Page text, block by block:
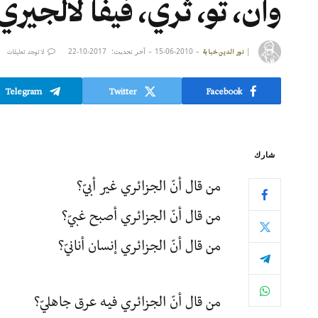
وان، تو، ثري، فيفا
| نور الدين خبابة 2010-06-15 آخر تحديث: 2017-10-22 لا توجد تعليقات
Facebook
Twitter
Telegram
شارك
من قال أنّ الجزائري غير أبيّ؟
من قال أنّ الجزائري أصبح غبيّ؟
من قال أنّ الجزائري إنسان أنانيّ؟
من قال أنّ الجزائري فيه عرق جاهليّ؟